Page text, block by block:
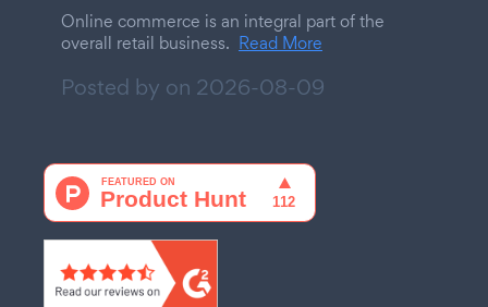
Online commerce is an integral part of the
overall retail business. Read More
Posted by on 2026-08-09